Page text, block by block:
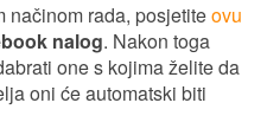
načinom rada, posjetiteovu
nalog. Nakon toga
one s kojima želite da
oni će automatski biti